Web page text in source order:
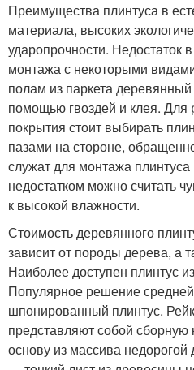
Преимущества плинтуса в
материала, высоких
ударопрочности. Недостаток
монтажа с некоторыми
полам из паркета деревянный
помощью гвоздей и клея. Для
покрытия стоит выбирать
пазами на стороне,
служат для монтажа
недостатком можно считать
к высокой влажности.
Стоимость деревянного
зависит от породы дерева, а
Наиболее доступен плинтус
Популярное решение
шпонированный плинтус.
представляют собой сборную
основу из массива